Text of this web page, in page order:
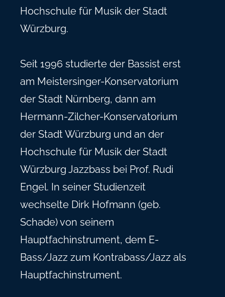
Hochschule für Musik der Stadt
Würzburg.
Seit 1996 studierte der Bassist erst
am Meistersinger-Konservatorium
der Stadt Nürnberg, dann am
Hermann-Zilcher-Konservatorium
der Stadt Würzburg und an der
Hochschule für Musik der Stadt
Würzburg Jazzbass bei Prof. Rudi
Engel. In seiner Studienzeit
wechselte Dirk Hofmann (geb.
Schade) von seinem
Hauptfachinstrument, dem E-
Bass/Jazz zum Kontrabass/Jazz als
Hauptfachinstrument.